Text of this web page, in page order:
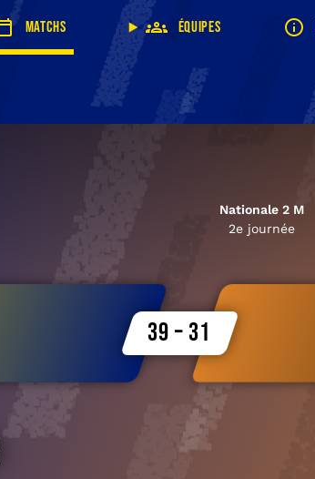
Matchs Équipes
Nationale 2 M
2e journée
39 – 31